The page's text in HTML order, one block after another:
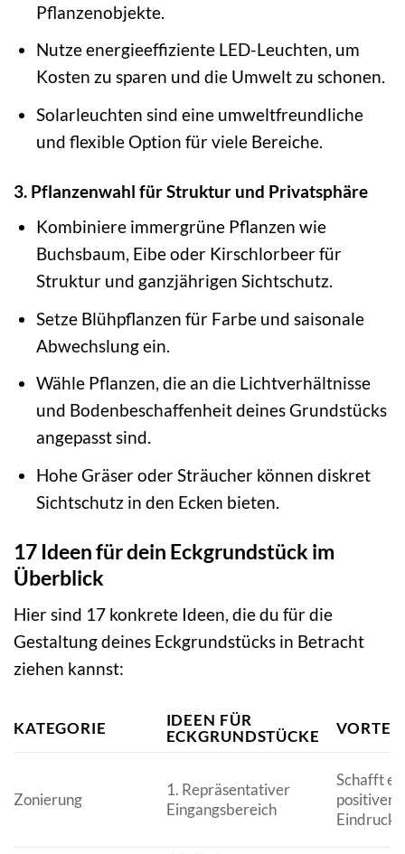
Pflanzenobjekte.
Nutze energieeffiziente LED-Leuchten, um
Kosten zu sparen und die Umwelt zu schonen.
Solarleuchten sind eine umweltfreundliche
und flexible Option für viele Bereiche.
3. Pflanzenwahl für Struktur und Privatsphäre
Kombiniere immergrüne Pflanzen wie
Buchsbaum, Eibe oder Kirschlorbeer für
Struktur und ganzjährigen Sichtschutz.
Setze Blühpflanzen für Farbe und saisonale
Abwechslung ein.
Wähle Pflanzen, die an die Lichtverhältnisse
und Bodenbeschaffenheit deines Grundstücks
angepasst sind.
Hohe Gräser oder Sträucher können diskret
Sichtschutz in den Ecken bieten.
17 Ideen für dein Eckgrundstück im
Überblick
Hier sind 17 konkrete Ideen, die du für die
Gestaltung deines Eckgrundstücks in Betracht
ziehen kannst:
KATEGORIE
IDEEN FÜR
ECKGRUNDSTÜCKE
Zonierung
1. Repräsentativer
Eingangsbereich
Schafft
positiven
Eindruck.